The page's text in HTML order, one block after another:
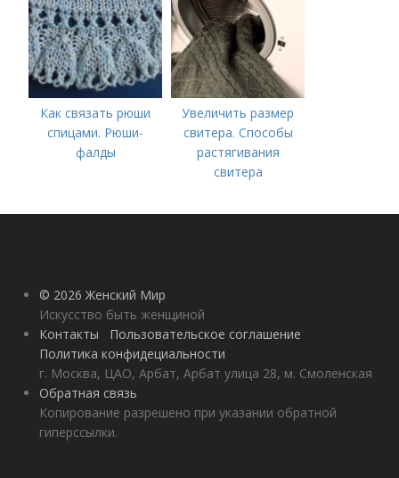
Как связать рюши
спицами. Рюши-
фалды
Увеличить размер
свитера. Способы
растягивания
свитера
© 2026 Женский Мир
Искусство быть женщиной
Контакты
Пользовательское соглашение
Политика конфидециальности
г. Москва, ЦАО, Арбат, Арбат улица 28, м. Смоленская
Обратная связь
Копирование разрешено при указании обратной
гиперссылки.